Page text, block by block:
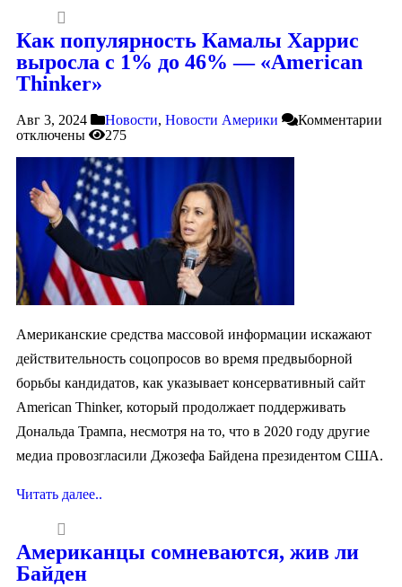
Как популярность Камалы Харрис
выросла с 1% до 46% — «American
Thinker»
Авг 3, 2024 Новости, Новости Америки
Комментарии
отключены
275
Американские средства массовой информации искажают
действительность соцопросов во время предвыборной
борьбы кандидатов, как указывает консервативный сайт
American Thinker, который продолжает поддерживать
Дональда Трампа, несмотря на то, что в 2020 году другие
медиа провозгласили Джозефа Байдена президентом США.
Читать далее..
Американцы сомневаются, жив ли
Байден